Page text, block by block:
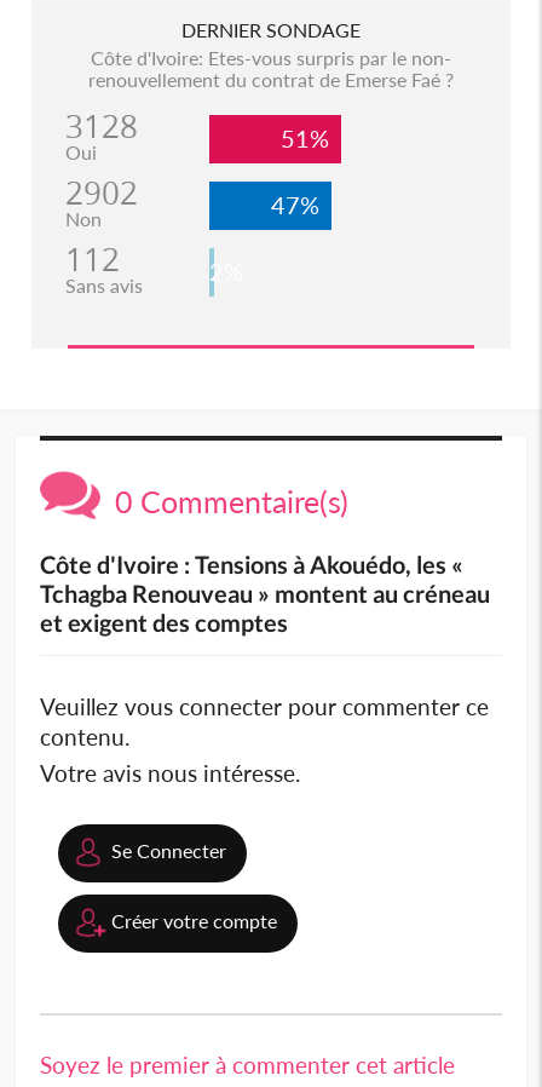
DERNIER SONDAGE
Côte d'Ivoire: Etes-vous surpris par le non-
renouvellement du contrat de Emerse Faé ?
3128
Oui 51%
2902
Non 47%
112
Sans avis 2%
0 Commentaire(s)
Côte d'Ivoire : Tensions à Akouédo, les «
Tchagba Renouveau » montent au créneau
et exigent des comptes
Veuillez vous connecter pour commenter ce
contenu.
Votre avis nous intéresse.
Se Connecter
Créer votre compte
Soyez le premier à commenter cet article